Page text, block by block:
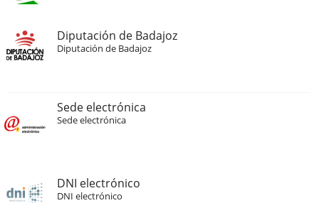
Diputación de Badajoz
Diputación de Badajoz
Sede electrónica
Sede electrónica
DNI electrónico
DNI electrónico